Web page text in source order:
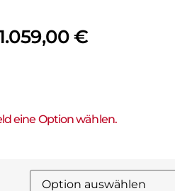
€
eine Option wählen.